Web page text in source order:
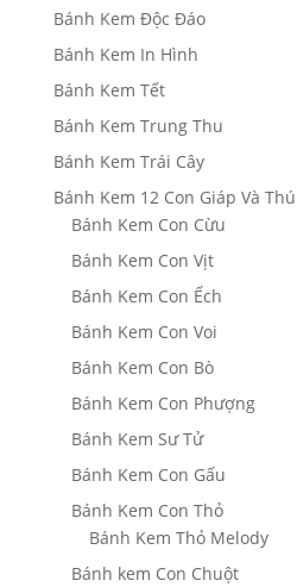
Bánh Kem Độc Đáo
Bánh Kem In Hình
Bánh Kem Tết
Bánh Kem Trung Thu
Bánh Kem Trái Cây
Bánh Kem 12 Con Giáp Và Thú
Bánh Kem Con Cừu
Bánh Kem Con Vịt
Bánh Kem Con Ếch
Bánh Kem Con Voi
Bánh Kem Con Bò
Bánh Kem Con Phượng
Bánh Kem Sư Tử
Bánh Kem Con Gấu
Bánh Kem Con Thỏ
Bánh Kem Thỏ Melody
Bánh kem Con Chuột